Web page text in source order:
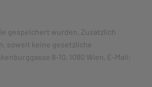
gespeichert wurden. Zusätzlich
soweit keine gesetzliche
8-10, 1080 Wien, E-Mail: